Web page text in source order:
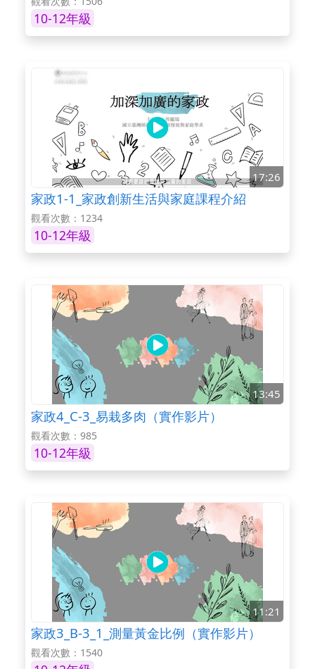
10-12年級
17:26
家政1-1_家政創新生活與家庭課程介紹
觀看次數：1234
10-12年級
13:45
家政4_C-3_易栽多肉（實作影片）
觀看次數：985
10-12年級
11:21
家政3_B-3_1_測量黃金比例（實作影片）
觀看次數：1540